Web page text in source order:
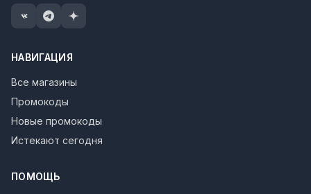
НАВИГАЦИЯ
Все магазины
Промокоды
Новые промокоды
Истекают сегодня
ПОМОЩЬ